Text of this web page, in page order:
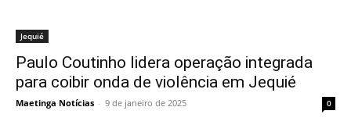
Jequié
Paulo Coutinho lidera operação integrada
para coibir onda de violência em Jequié
Maetinga Notícias - 9 de janeiro de 2025 0